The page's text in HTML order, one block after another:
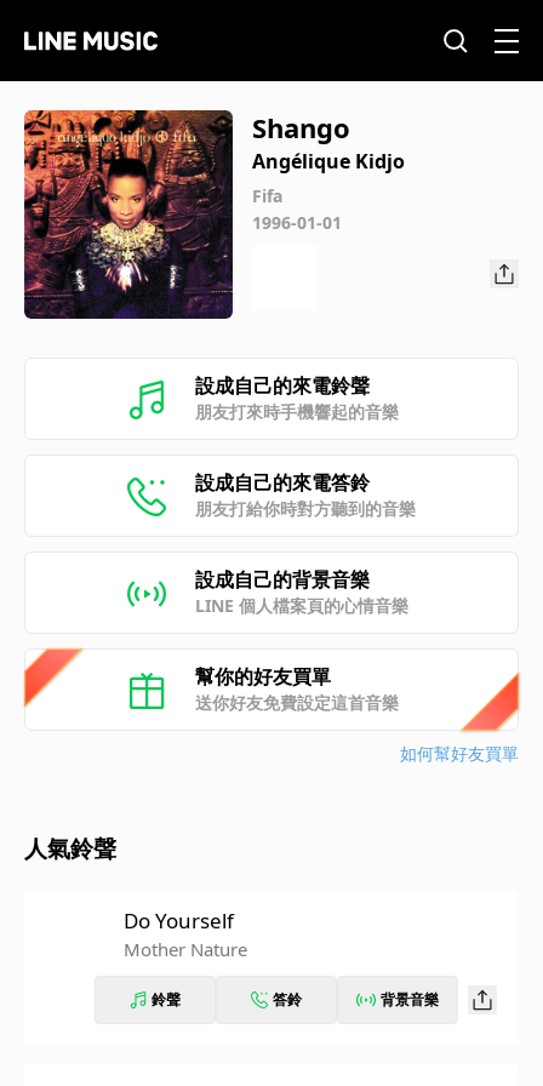
Shango
Angélique Kidjo
Fifa
1996-01-01
設成自己的來電鈴聲
朋友打來時手機響起的音樂
設成自己的來電答鈴
朋友打給你時對方聽到的音樂
設成自己的背景音樂
LINE 個人檔案頁的心情音樂
幫你的好友買單
送你好友免費設定這首音樂
如何幫好友買單
人氣鈴聲
Do Yourself
Mother Nature
鈴聲 答鈴 背景音樂